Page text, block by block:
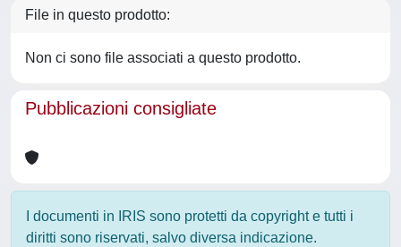
File in questo prodotto:
Non ci sono file associati a questo prodotto.
Pubblicazioni consigliate
I documenti in IRIS sono protetti da copyright e tutti i
diritti sono riservati, salvo diversa indicazione.